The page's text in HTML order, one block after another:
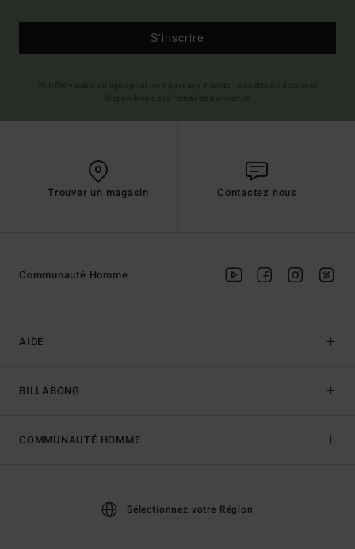
S'inscrire
Trouver un magasin Contactez nous
AIDE
BILLABONG
Communauté Homme
COMMUNAUTÉ HOMME
Sélectionnez votre Région